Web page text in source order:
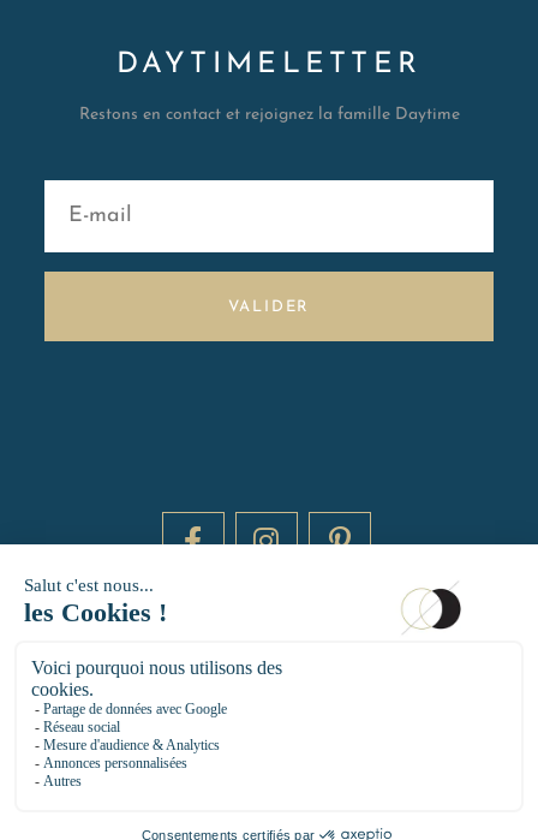
DAYTIMELETTER
Restons en contact et rejoignez la famille Daytime
VALIDER
14 RUE DE BRETAGNE - 75003 PARIS